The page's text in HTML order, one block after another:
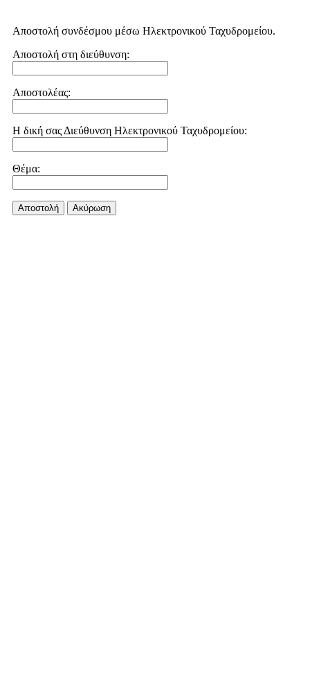
Αποστολή συνδέσμου μέσω Ηλεκτρονικού Ταχυδρομείου.
Αποστολή στη διεύθυνση:
Αποστολέας:
Η δική σας Διεύθυνση Ηλεκτρονικού Ταχυδρομείου:
Θέμα:
Αποστολή Aκύρωση